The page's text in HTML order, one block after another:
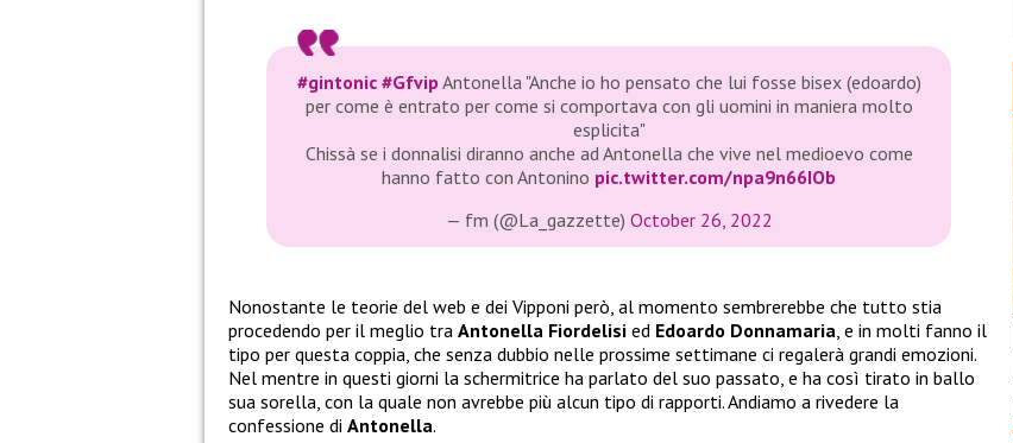
#gintonic #GfvipAntonella "Anche io ho pensato che lui fosse bisex (edoardo)
per come è entrato per come si comportava con gli uomini in maniera molto
esplicita"
Chissà se i donnalisi diranno anche ad Antonella che vive nel medioevo come
hanno fatto con Antonino pic.twitter.com/npa9n66IOb
— fm (@La_gazzette) October 26, 2022
Nonostante le teorie del web e dei Vipponi però, al momento sembrerebbe che tutto stia
procedendo per il meglio tra Antonella Fiordelisi ed Edoardo Donnamaria, e in molti fanno il
tipo per questa coppia, che senza dubbio nelle prossime settimane ci regalerà grandi emozioni.
Nel mentre in questi giorni la schermitrice ha parlato del suo passato, e ha così tirato in ballo
sua sorella, con la quale non avrebbe più alcun tipo di rapporti. Andiamo a rivedere la
confessione di Antonella.